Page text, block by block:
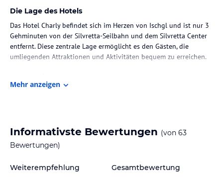
Die Lage des Hotels
Das Hotel Charly befindet sich im Herzen von Ischgl und ist nur 3
Gehminuten von der Silvretta-Seilbahn und dem Silvretta Center
entfernt. Diese zentrale Lage ermöglicht es den Gästen, die
umliegenden Attraktionen und Aktivitäten bequem zu erreichen.
in Ischgl entspannen und erholen.
Im Hotel Charly können die Gäste die köstliche Tiroler Küche und
Mehr anzeigen
Informativste Bewertungen (von 63
Bewertungen)
Weiterempfehlung Gesamtbewertung